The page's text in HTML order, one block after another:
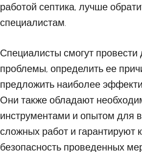
работой септика, лучше
специалистам.
Специалисты смогут провести
проблемы, определить ее
предложить наиболее
Они также обладают
инструментами и опытом для
сложных работ и гарантируют
безопасность проведенных